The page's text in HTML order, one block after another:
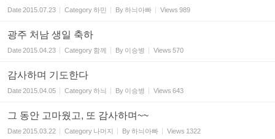
Date2015.07.23 Category하민 By하늬아빠 Views 989
광주 처남 생일 축하
Date2015.04.23 Category 함께 By 이승병 Views 570
감사하며 기도한다
Date2015.04.05 Category하늬 By 이승병 Views 643
그 동안 고마웠고, 또 감사하며~~
Date2015.03.22 Category 나머지 By하늬아빠 Views 1322